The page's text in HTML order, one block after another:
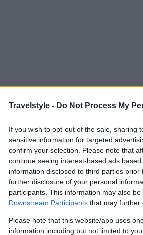
Travelstyle - Do Not Process My
If you wish to opt-out of the sale, sharing
sensitive information for targeted
confirm your selection. Please note that
continue seeing interest-based ads
information disclosed to third parties
further disclosure of your personal
participants. This information may also
Downstream Participants that may further
Please note that this website/app uses
information including but not limited to
Σαββατοκύριακο στην
«Εικόνες»!